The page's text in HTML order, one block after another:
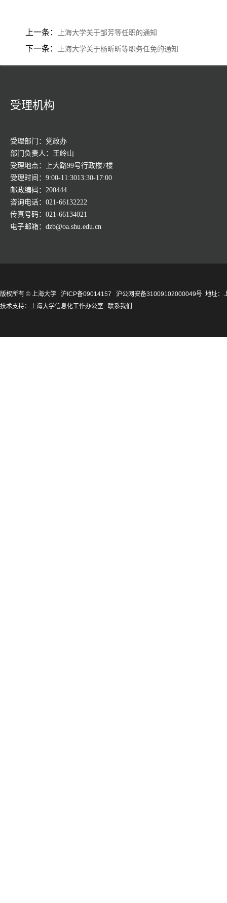
上一条： 上海大学关于邹芳等任职的通知
下一条： 上海大学关于杨昕昕等职务任免的通知
受理机构
受理部门：党政办
部门负责人：王岭山
受理地点：上大路99号行政楼7楼
受理时间：9:00-11:3013:30-17:00
邮政编码：200444
咨询电话：021-66132222
传真号码：021-66134021
电子邮箱：dzb@oa.shu.edu.cn
版权所有 © 上海大学 沪ICP备09014157 沪公网安备31009102000049号 地址：
技术支持： 上海大学信息化工作办公室 联系我们